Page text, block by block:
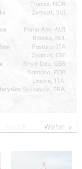
Weiter